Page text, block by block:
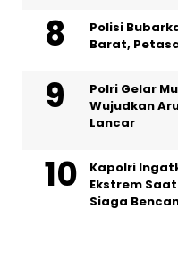
Polisi
Barat,
Polri Gelar
Wujudkan
Lancar
Kapolri
Ekstrem
Siaga